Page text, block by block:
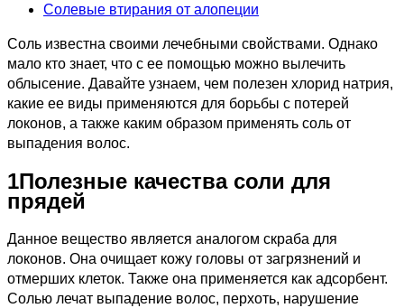
Солевые втирания от алопеции
Соль известна своими лечебными свойствами. Однако
мало кто знает, что с ее помощью можно вылечить
облысение. Давайте узнаем, чем полезен хлорид натрия,
какие ее виды применяются для борьбы с потерей
локонов, а также каким образом применять соль от
выпадения волос.
1Полезные качества соли для
прядей
Данное вещество является аналогом скраба для
локонов. Она очищает кожу головы от загрязнений и
отмерших клеток. Также она применяется как адсорбент.
Солью лечат выпадение волос, перхоть, нарушение